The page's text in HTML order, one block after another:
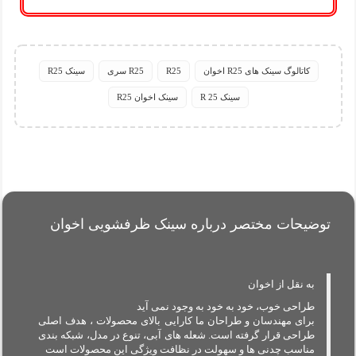
کاتالوگ سینک های R25 اخوان R25 R25 سری سینک R25
سینک R 25 سینک اخوان R25
توضیحات مختصر درباره سینک ظرفشویی اخوان
به نقل از اخوان
طراحی خوب، خود به خود به وجود نمی آید
برای مهندسان و طراحان ما کارایی بالای محصولات ، هدف اصلی
طراحی قرار گرفته است. شعله های آبی، تنوع در مدل، شبکه بندی
مناسب چدنی ها و سهولت در نظافت ویژگی این محصولات است